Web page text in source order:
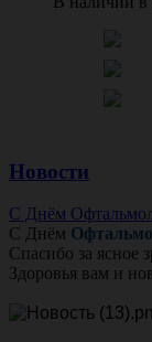
Новости
С Днём
С Днём
Спасибо за ясное
Здоровья вам и